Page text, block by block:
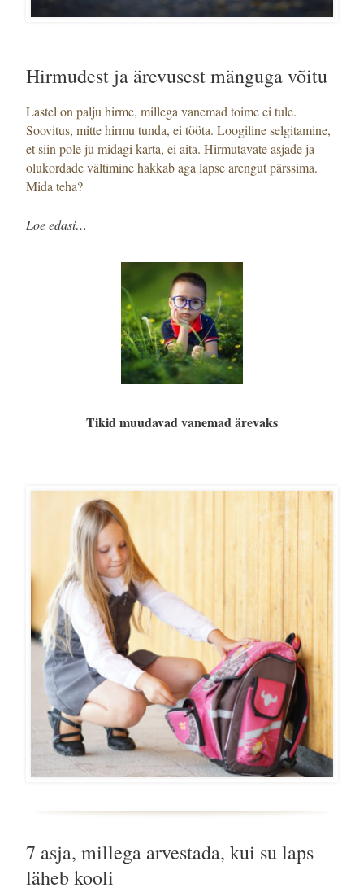
Hirmudest ja ärevusest mänguga võitu
Lastel on palju hirme, millega vanemad toime ei tule.
Soovitus, mitte hirmu tunda, ei tööta. Loogiline selgitamine,
et siin pole ju midagi karta, ei aita. Hirmutavate asjade ja
olukordade vältimine hakkab aga lapse arengut pärssima.
Mida teha?
Loe edasi…
Tikid muudavad vanemad ärevaks
7 asja, millega arvestada, kui su laps
läheb kooli